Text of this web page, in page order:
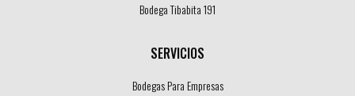
Bodega Tibabita 191
SERVICIOS
Bodegas Para Empresas